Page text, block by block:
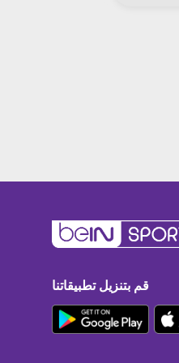
قم بتنزيل تطبيقاتنا